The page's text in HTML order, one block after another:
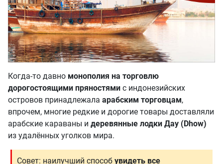
Когда-то давно монополия на торговлю
дорогостоящими пряностями с индонезийских
островов принадлежала арабским торговцам,
впрочем, многие редкие и дорогие товары доставляли
арабские караваны и деревянные лодки Дау (Dhow)
из удалённых уголков мира.
Совет: наилучший способ увидеть все